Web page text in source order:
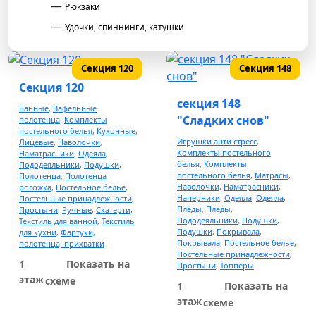
Рюкзаки
Удочки, спиннинги, катушки
Туристическое оборудование и снаряжение
Посуда
Мебель для кемпинга
Ножи и инструменты для туризма
Термосы
Обувь для охоты и рыбалки
Товары для новорожденных
Конверты на выписку
Пледы
Секция 120
Секция 120
Банные, Вафельные
полотенца, Комплекты
постельного белья, Кухонные,
Лицевые, Наволочки,
Наматрасники, Одеяла,
Пододеяльники, Подушки,
Полотенца, Полотенца
рогожка, Постельное белье,
Постельные принадлежности,
Простыни, Ручные, Скатерти,
Текстиль для ванной, Текстиль
для кухни, Фартуки,
полотенца, прихватки
1
этаж
Показать на
схеме
Секция 148
секция 148
"Сладких снов"
Игрушки анти стресс,
Комплекты постельного
белья, Комплекты
постельного белья, Матрасы,
Наволочки, Наматрасники,
Наперники, Одеяла, Одеяла,
Пледы, Пледы,
Пододеяльники, Подушки,
Подушки, Покрывала,
Покрывала, Постельное белье,
Постельные принадлежности,
Простыни, Топперы
1
этаж
Показать на
схеме